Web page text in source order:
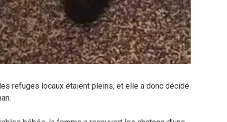
refuges locaux étaient pleins, et elle a donc décidé